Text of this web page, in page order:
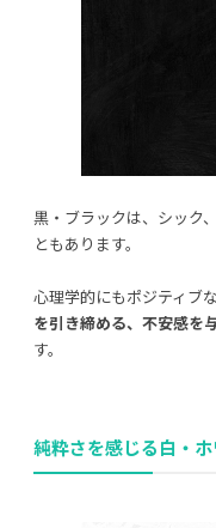
黒・ブラックは、シック
ともあります。
心理学的にもポジティブ
を引き締める、不安感を
す。
純粋さを感じる白・ホ